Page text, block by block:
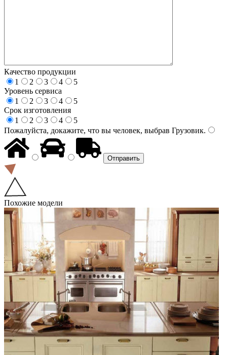
Качество продукции
1
2 3 4
5
Уровень сервиса
1
2 3 4
5
Срок изготовления
1
2 3 4
5
Пожалуйста, докажите, что вы человек, выбрав Грузовик.
Похожие модели